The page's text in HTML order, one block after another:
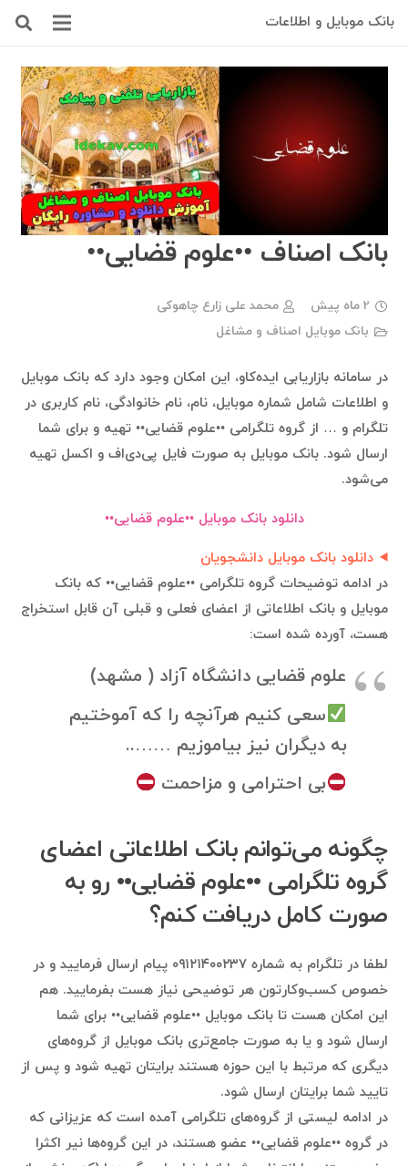
بانک موبایل و اطلاعات
بانک اصناف ••علوم قضایی••
2 ماه پیش
محمد علی زارع چاهوکی
بانک موبایل اصناف و مشاغل
در سامانه بازاریابی ایده‌کاو، این امکان وجود دارد که بانک موبایل
و اطلاعات شامل شماره موبایل، نام، نام خانوادگی، نام کاربری در
تلگرام و … از گروه تلگرامی ••علوم قضایی•• تهیه و برای شما
ارسال شود. بانک موبایل به صورت فایل پی‌دی‌اف و اکسل تهیه
می‌شود.
دانلود بانک موبایل ••علوم قضایی••
دانلود بانک موبایل دانشجویان
در ادامه توضیحات گروه تلگرامی ••علوم قضایی•• که بانک
موبایل و بانک اطلاعاتی از اعضای فعلی و قبلی آن قابل استخراج
هست، آورده شده است:
علوم قضایی دانشگاه آزاد ( مشهد)
سعی کنیم هرآنچه را که آموختیم
به دیگران نیز بیاموزیم ……..
بی احترامی و مزاحمت
چگونه می‌توانم بانک اطلاعاتی اعضای
گروه تلگرامی ••علوم قضایی•• رو به
صورت کامل دریافت کنم؟
لطفا در تلگرام به شماره ۰۹۱۲۱۴۰۰۲۳۷ پیام ارسال فرمایید و در
خصوص کسب‌وکارتون هر توضیحی نیاز هست بفرمایید. هم
این امکان هست تا بانک موبایل ••علوم قضایی•• برای شما
ارسال شود و یا به صورت جامع‌تری بانک موبایل از گروه‌های
دیگری که مرتبط با این حوزه هستند برایتان تهیه شود و پس از
تایید شما برایتان ارسال شود.
در ادامه لیستی از گروه‌های تلگرامی آمده است که عزیزانی که
در گروه ••علوم قضایی•• عضو هستند، در این گروه‌ها نیر اکثرا